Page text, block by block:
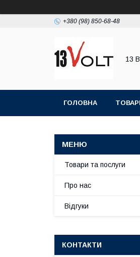
+380 (98) 850-68-48
13
ГОЛОВНА
Товари та послуги
Про нас
Відгуки
КОНТАКТИ